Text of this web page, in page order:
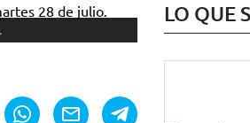
LO QUE